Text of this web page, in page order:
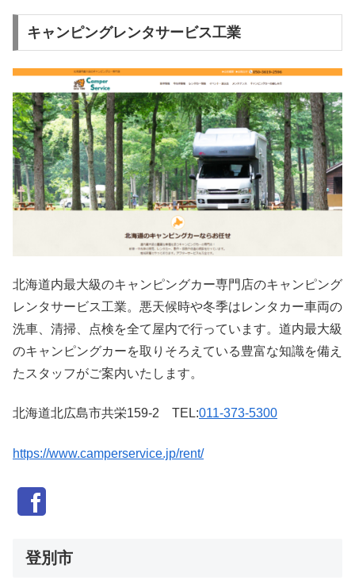
キャンピングレンタサービス工業
北海道内最大級のキャンピングカー専門店のキャンピング
レンタサービス工業。悪天候時や冬季はレンタカー車両の
洗車、清掃、点検を全て屋内で行っています。道内最大級
のキャンピングカーを取りそろえている豊富な知識を備え
たスタッフがご案内いたします。
北海道北広島市共栄159-2 TEL:011-373-5300
https://www.camperservice.jp/rent/
登別市